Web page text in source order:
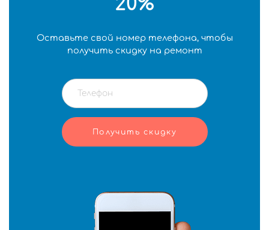
Оставьте свой номер телефона, чтобы
получить скидку на ремонт